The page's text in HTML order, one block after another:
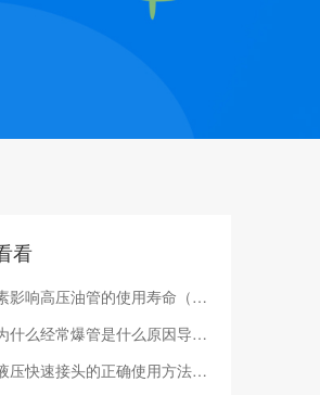
看
压油管的使用寿命（液压油管使用寿命参数）
爆管是什么原因导致的（液压油管爆管的七大原因）
接头的正确使用方法（不锈钢液压快速接头的特点）